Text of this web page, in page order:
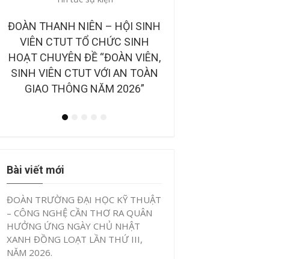
CÔNG BỐ BAN GIÁM KHẢO TẠI
CHUNG KẾT CUỘC THI “Ý
TƯỞNG KHỞI NGHIỆP, ĐỔI MỚI
SÁNG TẠO CTUT STARTUP LẦN
IV, NĂM 2026”
Bài viết mới
ĐOÀN TRƯỜNG ĐẠI HỌC KỸ THUẬT
– CÔNG NGHỆ CẦN THƠ RA QUÂN
HƯỞNG ỨNG NGÀY CHỦ NHẬT
XANH ĐỒNG LOẠT LẦN THỨ III,
NĂM 2026.